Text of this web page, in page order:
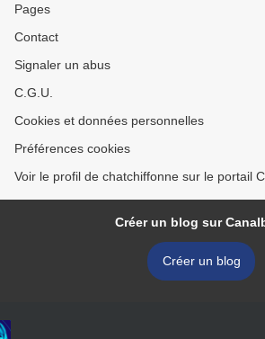
Pages
Contact
Signaler un abus
C.G.U.
Cookies et données personnelles
Préférences cookies
Voir le profil de chatchiffonne sur le portail
Créer un blog sur
Créer un blog